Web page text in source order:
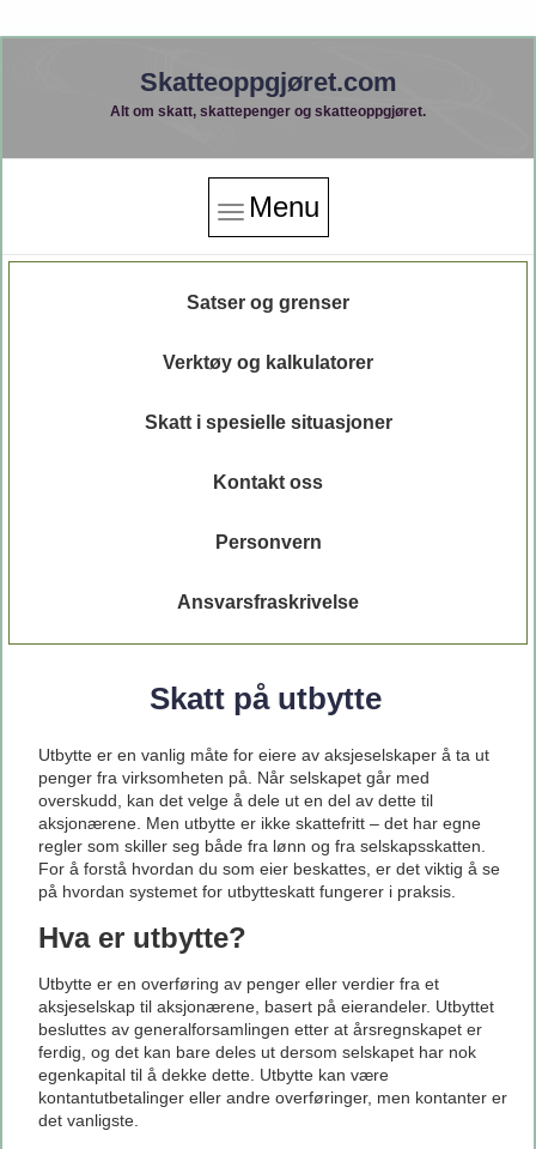
Skatteoppgjøret.com
Alt om skatt, skattepenger og skatteoppgjøret.
Menu
Satser og grenser
Verktøy og kalkulatorer
Skatt i spesielle situasjoner
Kontakt oss
Personvern
Ansvarsfraskrivelse
Skatt på utbytte
Utbytte er en vanlig måte for eiere av aksjeselskaper å ta ut
penger fra virksomheten på. Når selskapet går med
overskudd, kan det velge å dele ut en del av dette til
aksjonærene. Men utbytte er ikke skattefritt – det har egne
regler som skiller seg både fra lønn og fra selskapsskatten.
For å forstå hvordan du som eier beskattes, er det viktig å se
på hvordan systemet for utbytteskatt fungerer i praksis.
Hva er utbytte?
Utbytte er en overføring av penger eller verdier fra et
aksjeselskap til aksjonærene, basert på eierandeler. Utbyttet
besluttes av generalforsamlingen etter at årsregnskapet er
ferdig, og det kan bare deles ut dersom selskapet har nok
egenkapital til å dekke dette. Utbytte kan være
kontantutbetalinger eller andre overføringer, men kontanter er
det vanligste.